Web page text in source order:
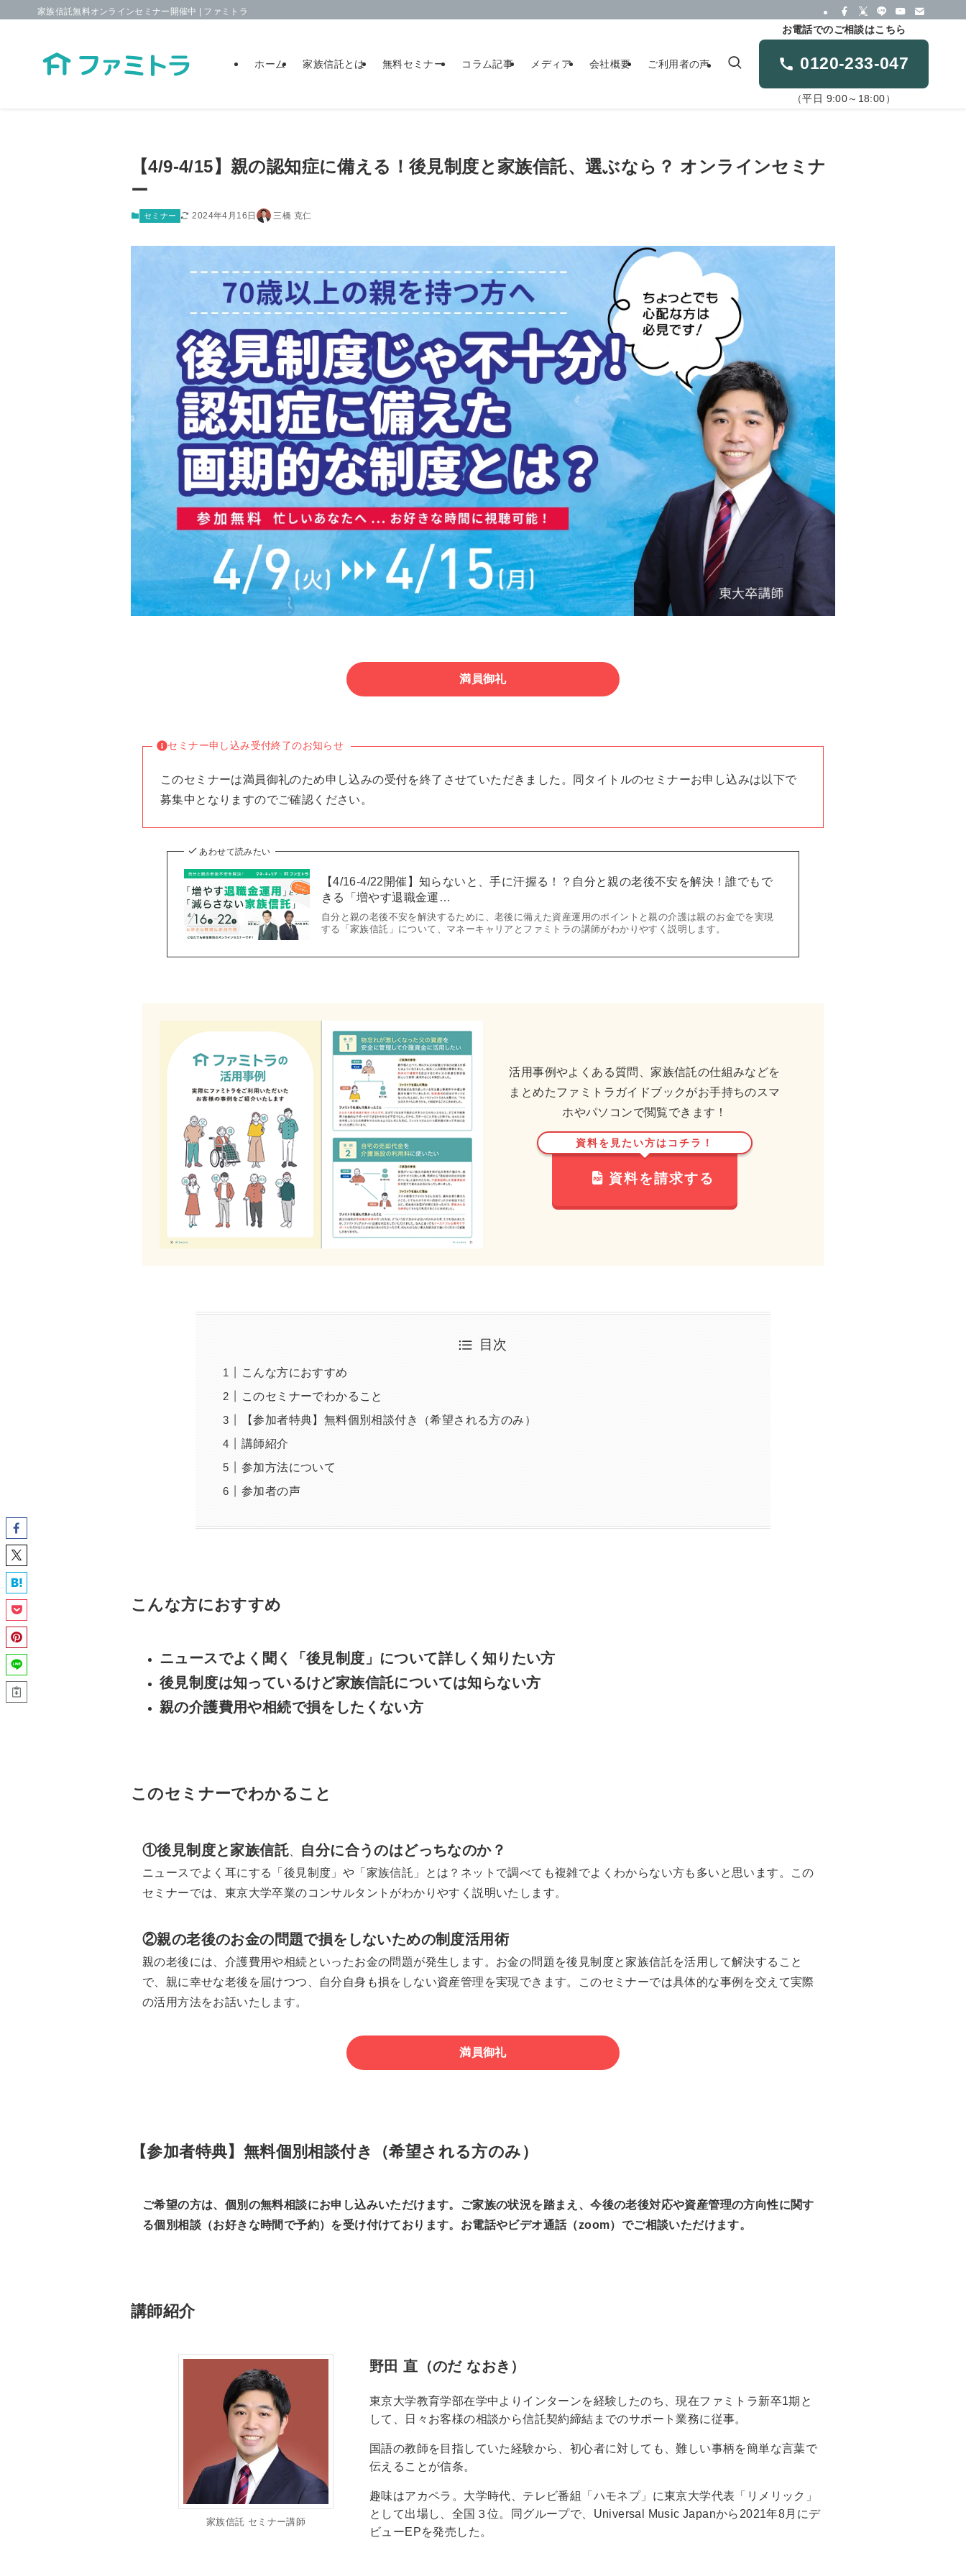
家族信託無料オンラインセミナー開催中 | ファミトラ
ホーム 家族信託とは 無料セミナー コラム記事 メディア 会社概要 ご利用者の声
お電話でのご相談はこちら
0120-233-047
（平日 9:00～18:00）
【4/9-4/15】親の認知症に備える！後見制度と家族信託、選ぶなら？ オンラインセミナ
ー
セミナー 2024年4月16日 三橋 克仁
満員御礼
セミナー申し込み受付終了のお知らせ
このセミナーは満員御礼のため申し込みの受付を終了させていただきました。同タイトルのセミナーお申し込みは以下で
募集中となりますのでご確認ください。
あわせて読みたい
【4/16-4/22開催】知らないと、手に汗握る！？自分と親の老後不安を解決！誰でもで
きる「増やす退職金運…
自分と親の老後不安を解決するために、老後に備えた資産運用のポイントと親の介護は親のお金でを実現
する「家族信託」について、マネーキャリアとファミトラの講師がわかりやすく説明します。
活用事例やよくある質問、家族信託の仕組みなどを
まとめたファミトラガイドブックがお手持ちのスマ
ホやパソコンで閲覧できます！
資料を見たい方はコチラ！
資料を請求する
目次
こんな方におすすめ
このセミナーでわかること
【参加者特典】無料個別相談付き（希望される方のみ）
講師紹介
参加方法について
参加者の声
こんな方におすすめ
ニュースでよく聞く「後見制度」について詳しく知りたい方
後見制度は知っているけど家族信託については知らない方
親の介護費用や相続で損をしたくない方
このセミナーでわかること
①後見制度と家族信託 自分に合うのはどっちなのか？
ニュースでよく耳にする「後見制度」や「家族信託」とは？ネットで調べても複雑でよくわからない方も多いと思います。この
セミナーでは、東京大学卒業のコンサルタントがわかりやすく説明いたします。
②親の老後のお金の問題で損をしないための制度活用術
親の老後には、介護費用や相続といったお金の問題が発生します。お金の問題を後見制度と家族信託を活用して解決すること
で、親に幸せな老後を届けつつ、自分自身も損をしない資産管理を実現できます。このセミナーでは具体的な事例を交えて実際
の活用方法をお話いたします。
満員御礼
【参加者特典】無料個別相談付き（希望される方のみ）
ご希望の方は、個別の無料相談にお申し込みいただけます。ご家族の状況を踏まえ、今後の老後対応や資産管理の方向性に関す
る個別相談（お好きな時間で予約）を受け付けております。お電話やビデオ通話（zoom）でご相談いただけます。
講師紹介
家族信託 セミナー講師
野田 直（のだ なおき）
東京大学教育学部在学中よりインターンを経験したのち、現在ファミトラ新卒1期と
して、日々お客様の相談から信託契約締結までのサポート業務に従事。
国語の教師を目指していた経験から、初心者に対しても、難しい事柄を簡単な言葉で
伝えることが信条。
趣味はアカペラ。大学時代、テレビ番組「ハモネプ」に東京大学代表「リメリック」
として出場し、全国３位。同グループで、Universal Music Japanから2021年8月にデ
ビューEPを発売した。